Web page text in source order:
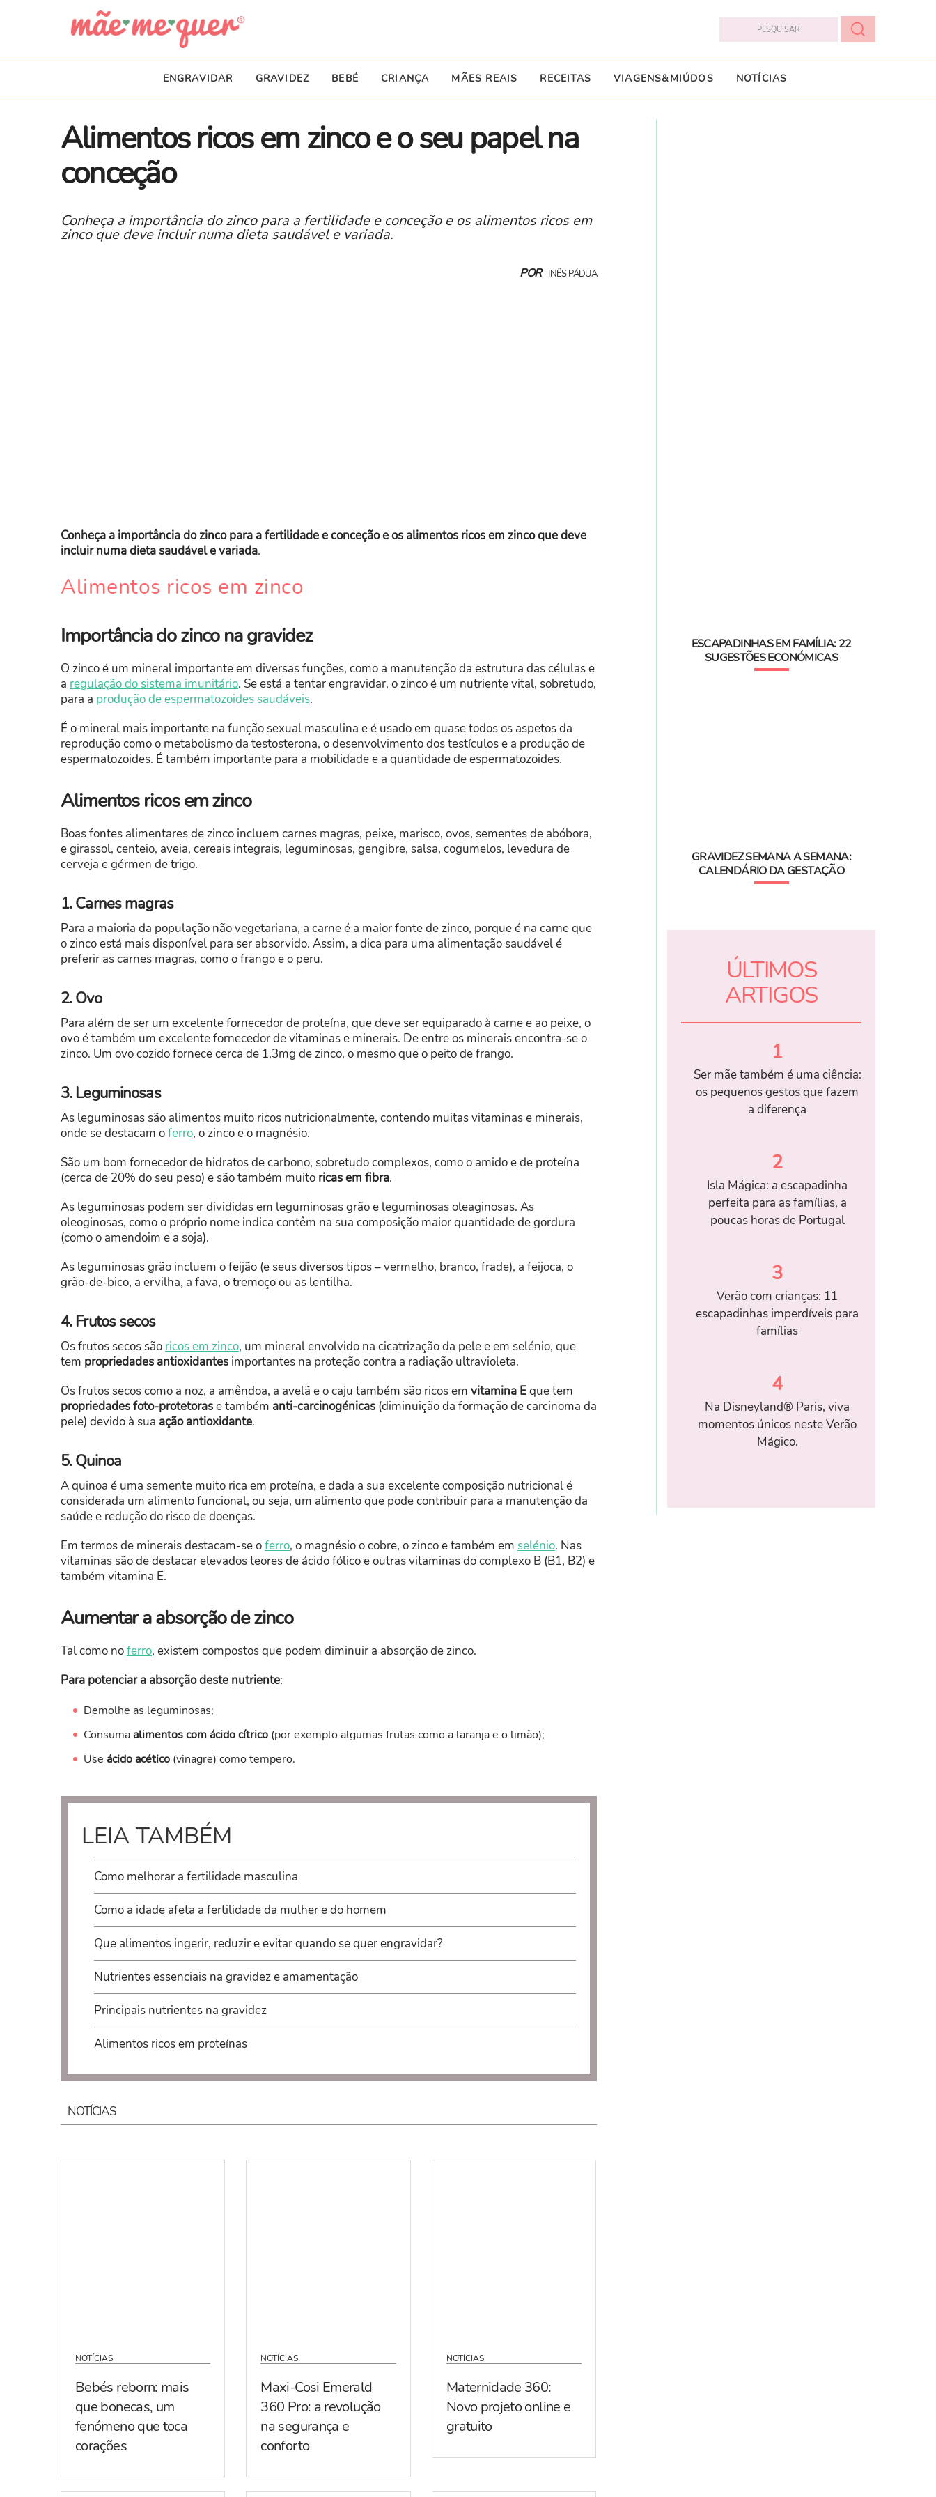
ENGRAVIDAR GRAVIDEZ BEBÉ CRIANÇA MÃES REAIS RECEITAS VIAGENS&MIÚDOS NOTÍCIAS
Alimentos ricos em zinco e o seu papel na
conceção
Conheça a importância do zinco para a fertilidade e conceção e os alimentos ricos em
zinco que deve incluir numa dieta saudável e variada.
POR INÊS PÁDUA
Conheça a importância do zinco para a fertilidade e conceção e os alimentos ricos em zinco que deve
incluir numa dieta saudável e variada.
Alimentos ricos em zinco
Importância do zinco na gravidez
O zinco é um mineral importante em diversas funções, como a manutenção da estrutura das células e
a regulação do sistema imunitário. Se está a tentar engravidar, o zinco é um nutriente vital, sobretudo,
para a produção de espermatozoides saudáveis.
É o mineral mais importante na função sexual masculina e é usado em quase todos os aspetos da
reprodução como o metabolismo da testosterona, o desenvolvimento dos testículos e a produção de
espermatozoides. É também importante para a mobilidade e a quantidade de espermatozoides.
Alimentos ricos em zinco
Boas fontes alimentares de zinco incluem carnes magras, peixe, marisco, ovos, sementes de abóbora,
e girassol, centeio, aveia, cereais integrais, leguminosas, gengibre, salsa, cogumelos, levedura de
cerveja e gérmen de trigo.
1. Carnes magras
Para a maioria da população não vegetariana, a carne é a maior fonte de zinco, porque é na carne que
o zinco está mais disponível para ser absorvido. Assim, a dica para uma alimentação saudável é
preferir as carnes magras, como o frango e o peru.
2. Ovo
Para além de ser um excelente fornecedor de proteína, que deve ser equiparado à carne e ao peixe, o
ovo é também um excelente fornecedor de vitaminas e minerais. De entre os minerais encontra-se o
zinco. Um ovo cozido fornece cerca de 1,3mg de zinco, o mesmo que o peito de frango.
3. Leguminosas
As leguminosas são alimentos muito ricos nutricionalmente, contendo muitas vitaminas e minerais,
onde se destacam oferro, o zinco e o magnésio.
São um bom fornecedor de hidratos de carbono, sobretudo complexos, como o amido e de proteína
(cerca de 20% do seu peso) e são também muito ricas em fibra.
As leguminosas podem ser divididas em leguminosas grão e leguminosas oleaginosas. As
oleoginosas, como o próprio nome indica contêm na sua composição maior quantidade de gordura
(como o amendoim e a soja).
As leguminosas grão incluem o feijão (e seus diversos tipos – vermelho, branco, frade), a feijoca, o
grão-de-bico, a ervilha, a fava, o tremoço ou as lentilha.
4. Frutos secos
Os frutos secos são ricos em zinco, um mineral envolvido na cicatrização da pele e em selénio, que
tem propriedades antioxidantes importantes na proteção contra a radiação ultravioleta.
Os frutos secos como a noz, a amêndoa, a avelã e o caju também são ricos em vitamina Eque tem
propriedades foto-protetorase também anti-carcinogénicas (diminuição da formação de carcinoma da
pele) devido à sua ação antioxidante.
5. Quinoa
A quinoa é uma semente muito rica em proteína, e dada a sua excelente composição nutricional é
considerada um alimento funcional, ou seja, um alimento que pode contribuir para a manutenção da
saúde e redução do risco de doenças.
Em termos de minerais destacam-se oferro, o magnésio o cobre, o zinco e também em selénio. Nas
vitaminas são de destacar elevados teores de ácido fólico e outras vitaminas do complexo B (B1, B2) e
também vitamina E.
Aumentar a absorção de zinco
Tal como noferro, existem compostos que podem diminuir a absorção de zinco.
Para potenciar a absorção deste nutriente:
Demolhe as leguminosas;
Consuma alimentos com ácido cítrico(por exemplo algumas frutas como a laranja e o limão);
Use ácido acético(vinagre) como tempero.
LEIA TAMBÉM
Como melhorar a fertilidade masculina
Como a idade afeta a fertilidade da mulher e do homem
Que alimentos ingerir, reduzir e evitar quando se quer engravidar?
Nutrientes essenciais na gravidez e amamentação
Principais nutrientes na gravidez
Alimentos ricos em proteínas
NOTÍCIAS
NOTÍCIAS
Bebés reborn: mais
que bonecas, um
fenómeno que toca
corações
NOTÍCIAS
Maxi-Cosi Emerald
360 Pro: a revolução
na segurança e
conforto
NOTÍCIAS
Maternidade 360:
Novo projeto online e
gratuito
ESCAPADINHAS EM FAMÍLIA: 22
SUGESTÕES ECONÓMICAS
GRAVIDEZ SEMANA A SEMANA:
CALENDÁRIO DA GESTAÇÃO
ÚLTIMOS
ARTIGOS
1
Ser mãe também é uma ciência:
os pequenos gestos que fazem
a diferença
2
Isla Mágica: a escapadinha
perfeita para as famílias, a
poucas horas de Portugal
3
Verão com crianças: 11
escapadinhas imperdíveis para
famílias
4
Na Disneyland® Paris, viva
momentos únicos neste Verão
Mágico.